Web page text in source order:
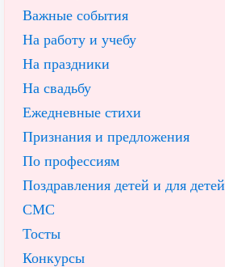
Важные события
На работу и учебу
На праздники
На свадьбу
Ежедневные стихи
Признания и предложения
По профессиям
Поздравления детей и для детей
СМС
Тосты
Конкурсы